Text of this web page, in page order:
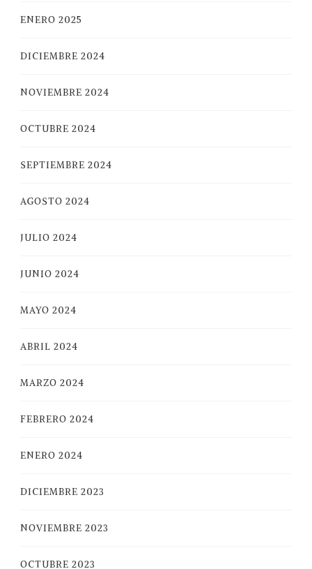
ENERO 2025
DICIEMBRE 2024
NOVIEMBRE 2024
OCTUBRE 2024
SEPTIEMBRE 2024
AGOSTO 2024
JULIO 2024
JUNIO 2024
MAYO 2024
ABRIL 2024
MARZO 2024
FEBRERO 2024
ENERO 2024
DICIEMBRE 2023
NOVIEMBRE 2023
OCTUBRE 2023